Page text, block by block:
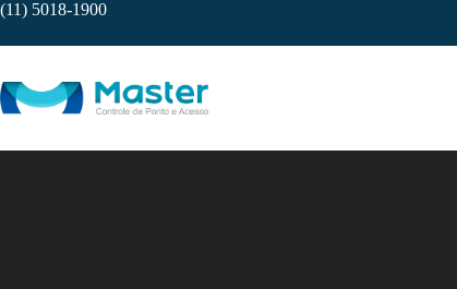
Skip
content
(11) 5018-1900